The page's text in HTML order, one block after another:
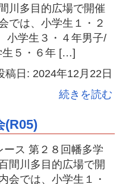
川多目的広場で開催
では、小学生１・２
小学生３・４年男子/
生５・６年 […]
稿日: 2024年12月22日
続きを読む
(R05)
ス 第２８回幡多学
間川多目的広場で開
会では、小学生１・